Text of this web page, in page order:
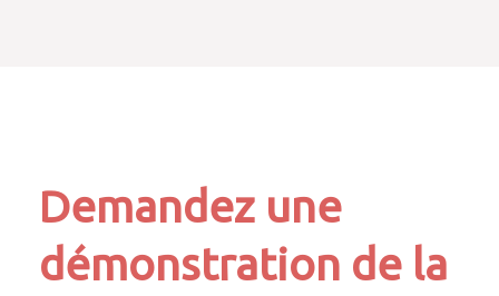
Demandez une
démonstration de la